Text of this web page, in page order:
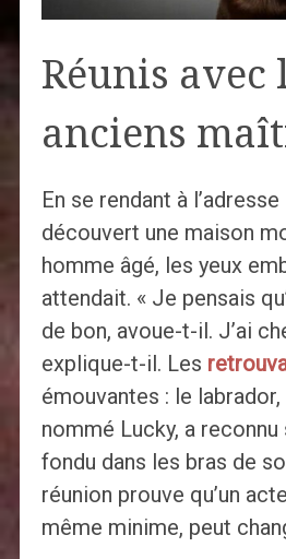
Réunis avec
anciens
En se rendant à
découvert une maison
homme âgé, les yeux
attendait. « Je pensais
de bon, avoue-t-il. J’ai
explique-t-il. Les
émouvantes : le
nommé Lucky, a
fondu dans les bras de
réunion prouve qu’un
même minime, peut